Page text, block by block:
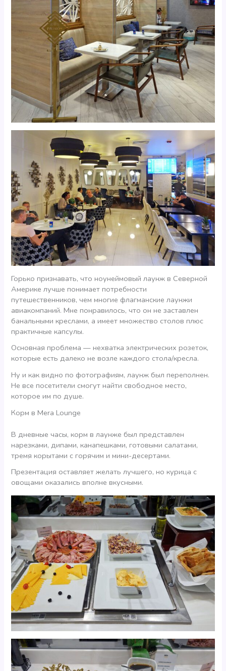
Горько признавать, что ноунеймовый лаунж в Северной
Америке лучше понимает потребности
путешественников, чем многие флагманские лаунжи
авиакомпаний. Мне понравилось, что он не заставлен
банальными креслами, а имеет множество столов плюс
практичные капсулы.
Основная проблема — нехватка электрических розеток,
которые есть далеко не возле каждого стола/кресла.
Ну и как видно по фотографиям, лаунж был переполнен.
Не все посетители смогут найти свободное место,
которое им по душе.
Корм в Mera Lounge
В дневные часы, корм в лаунже был представлен
нарезками, дипами, канапешками, готовыми салатами,
тремя корытами с горячим и мини-десертами.
Презентация оставляет желать лучшего, но курица с
овощами оказались вполне вкусными.